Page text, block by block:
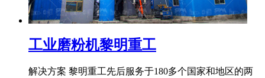
工业磨粉机黎明重工
解决方案 黎明重工先后服务于180多个国家和地区的两